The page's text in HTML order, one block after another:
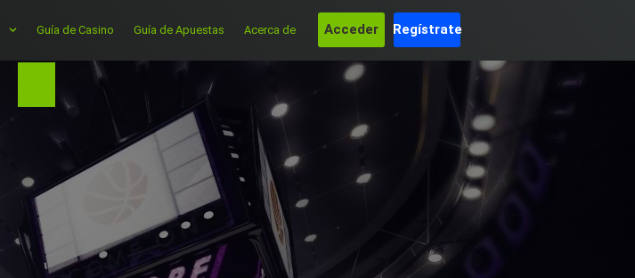
Guía de Casino Guía de Apuestas Acerca de Acceder Regístrate